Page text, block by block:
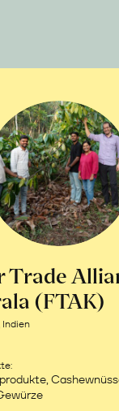
Trade
(FTAK)
Indien